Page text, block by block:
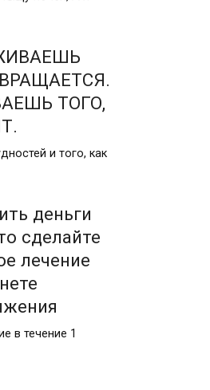
ТОГО,
и того, как
деньги
сделайте
лечение
в течение 1